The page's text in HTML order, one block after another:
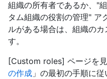
組織の所有者であるか、"
タム組織の役割の管理" ア
ルがある場合は、組織の
す。
[Custom roles] ページを
の作成 」の最初の手順に